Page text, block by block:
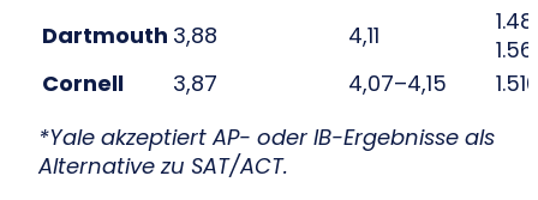
Dartmouth 3,88 4,11
Cornell
3,87 4,07–4,15
*Yale akzeptiert AP- oder IB-Ergebnisse als
Alternative zu SAT/ACT.